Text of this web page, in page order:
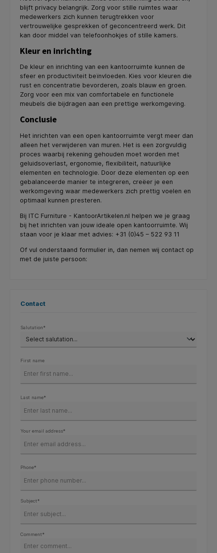
blijft privacy belangrijk. Zorg voor stille ruimtes waar
medewerkers zich kunnen terugtrekken voor
vertrouwelijke gesprekken of geconcentreerd werk. Dit
kan door middel van telefoonhokjes of stille kamers.
Kleur en inrichting
De kleur en inrichting van een kantoorruimte kunnen de
sfeer en productiviteit beïnvloeden. Kies voor kleuren die
rust en concentratie bevorderen, zoals blauw en groen.
Zorg voor een mix van comfortabele en functionele
meubels die bijdragen aan een prettige werkomgeving.
Conclusie
Het inrichten van een open kantoorruimte vergt meer dan
alleen het verwijderen van muren. Het is een zorgvuldig
proces waarbij rekening gehouden moet worden met
geluidsoverlast, ergonomie, flexibiliteit, natuurlijke
elementen en technologie. Door deze elementen op een
gebalanceerde manier te integreren, creëer je een
werkomgeving waar medewerkers zich prettig voelen en
optimaal kunnen presteren.
Bij ITC Furniture - KantoorArtikelen.nl helpen we je graag
bij het inrichten van jouw ideale open kantoorruimte. Wij
staan voor je klaar met advies: +31 (0)45 – 522 93 11
Of vul onderstaand formulier in, dan nemen wij contact op
met de juiste persoon:
Contact
Salutation*
First name
Last name*
Your email address*
Phone*
Subject*
Comment*